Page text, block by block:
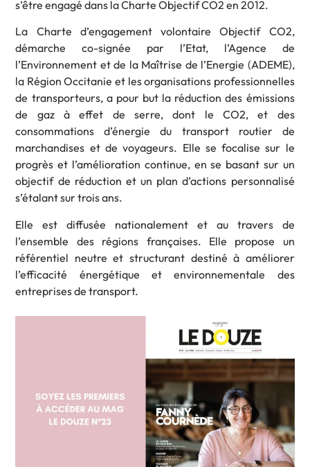
s’être engagé dans la Charte Objectif CO2 en 2012.
La Charte d’engagement volontaire Objectif CO2,
démarche co-signée par l’Etat, l’Agence de
l’Environnement et de la Maîtrise de l’Energie (ADEME),
la Région Occitanie et les organisations professionnelles
de transporteurs, a pour but la réduction des émissions
de gaz à effet de serre, dont le CO2, et des
consommations d’énergie du transport routier de
marchandises et de voyageurs. Elle se focalise sur le
progrès et l’amélioration continue, en se basant sur un
objectif de réduction et un plan d’actions personnalisé
s’étalant sur trois ans.
Elle est diffusée nationalement et au travers de
l’ensemble des régions françaises. Elle propose un
référentiel neutre et structurant destiné à améliorer
l’efficacité énergétique et environnementale des
entreprises de transport.